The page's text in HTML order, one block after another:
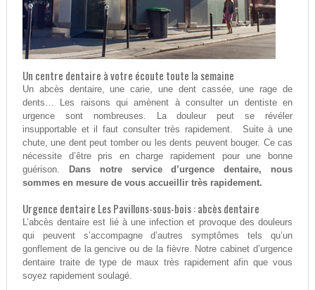
Un centre dentaire à votre écoute toute la semaine
Un abcès dentaire, une carie, une dent cassée, une rage de
dents… Les raisons qui amènent à consulter un dentiste en
urgence sont nombreuses. La douleur peut se révéler
insupportable et il faut consulter très rapidement. Suite à une
chute, une dent peut tomber ou les dents peuvent bouger. Ce cas
nécessite d’être pris en charge rapidement pour une bonne
guérison.
Dans notre service d’urgence dentaire, nous
sommes en mesure de vous accueillir très rapidement.
Urgence dentaire Les Pavillons-sous-bois : abcès dentaire
L’abcès dentaire est lié à une infection et provoque des douleurs
qui peuvent s’accompagne d’autres symptômes tels qu’un
gonflement de la gencive ou de la fièvre. Notre cabinet d’urgence
dentaire traite de type de maux très rapidement afin que vous
soyez rapidement soulagé.